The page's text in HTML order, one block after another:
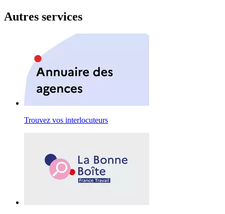
Autres services
Trouvez vos interlocuteurs